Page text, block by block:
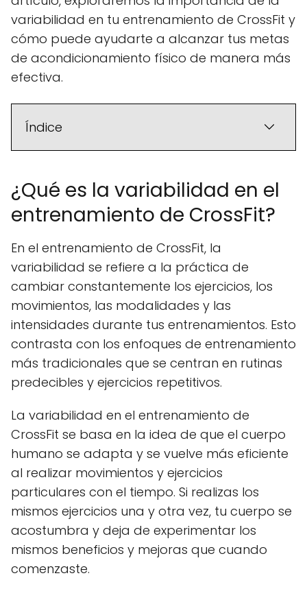
variabilidad en tu entrenamiento de CrossFit y
cómo puede ayudarte a alcanzar tus metas
de acondicionamiento físico de manera más
efectiva.
Índice
¿Qué es la variabilidad en el
entrenamiento de CrossFit?
En el entrenamiento de CrossFit, la
variabilidad se refiere a la práctica de
cambiar constantemente los ejercicios, los
movimientos, las modalidades y las
intensidades durante tus entrenamientos. Esto
contrasta con los enfoques de entrenamiento
más tradicionales que se centran en rutinas
predecibles y ejercicios repetitivos.
La variabilidad en el entrenamiento de
CrossFit se basa en la idea de que el cuerpo
humano se adapta y se vuelve más eficiente
al realizar movimientos y ejercicios
particulares con el tiempo. Si realizas los
mismos ejercicios una y otra vez, tu cuerpo se
acostumbra y deja de experimentar los
mismos beneficios y mejoras que cuando
comenzaste.